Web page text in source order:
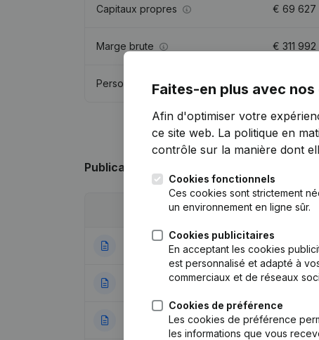
Capitaux propres € 69 627
Marge brute € 311 992
Personnel
Publications
Publication
25-06-2024 Modification
15-06-2023 Siège Social
31-01-2022 Demissions,
Faites-en plus avec nos
Afin d'optimiser votre
ce site web. La politique en
contrôle sur la manière dont
Cookies fonctionnels
Ces cookies sont strictement
un environnement en ligne sûr.
Cookies publicitaires
En acceptant les cookies
est personnalisé et adapté à
commerciaux et de réseaux
Cookies de préférence
Les cookies de préférence
les informations que vous